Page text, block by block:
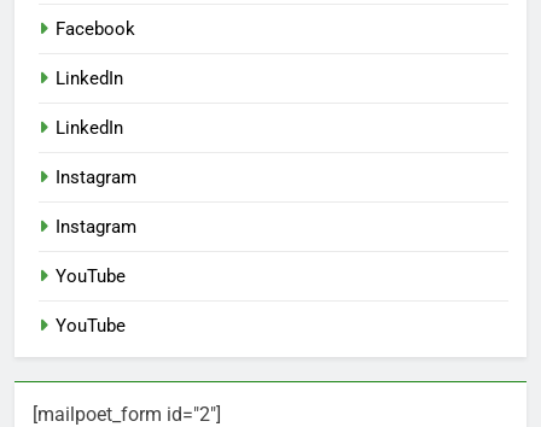
Facebook
LinkedIn
LinkedIn
Instagram
Instagram
YouTube
YouTube
[mailpoet_form id="2"]